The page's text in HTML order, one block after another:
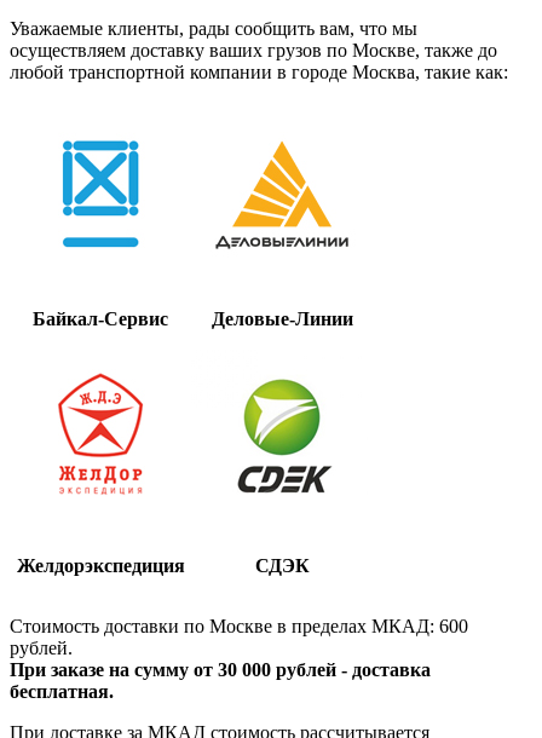
Уважаемые клиенты, рады сообщить вам, что мы
осуществляем доставку ваших грузов по Москве, также до
любой транспортной компании в городе Москва, такие как:
Байкал-Сервис Деловые-Линии
Желдорэкспедиция СДЭК
Стоимость доставки по Москве в пределах МКАД: 600
рублей.
При заказе на сумму от 30 000 рублей - доставка
бесплатная.
При доставке за МКАД стоимость рассчитывается